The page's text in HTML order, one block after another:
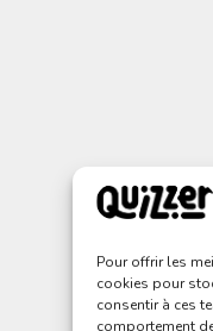
Pour offrir les
cookies pour
consentir à ces
comportement